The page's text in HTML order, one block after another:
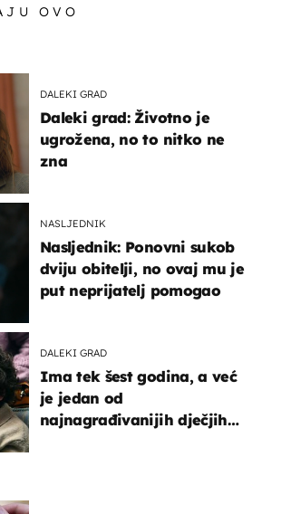
OVO
DALEKI GRAD
Daleki grad: Životno je
ugrožena, no to nitko ne
zna
NASLJEDNIK
Nasljednik: Ponovni sukob
dviju obitelji, no ovaj mu je
put neprijatelj pomogao
DALEKI GRAD
Ima tek šest godina, a već
je jedan od
najnagrađivanijih dječjih